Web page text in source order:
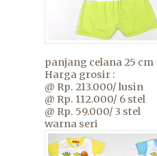
panjang celana 25 cm
Harga grosir :
@ Rp. 213.000/ lusin
@ Rp. 112.000/ 6 stel
@ Rp. 59.000/ 3 stel
warna seri